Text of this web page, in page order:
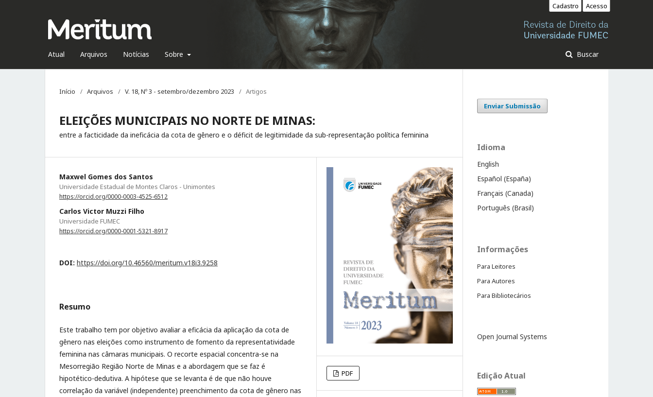
Atual Arquivos Notícias Sobre Buscar
Cadastro Acesso
Início / Arquivos / V. 18, Nº 3 - setembro/dezembro 2023 / Artigos
ELEIÇÕES MUNICIPAIS NO NORTE DE MINAS:
entre a facticidade da ineficácia da cota de gênero e o déficit de legitimidade da sub-representação política feminina
Maxwel Gomes dos Santos
Universidade Estadual de Montes Claros - Unimontes
https://orcid.org/0000-0003-4525-6512
Carlos Victor Muzzi Filho
Universidade FUMEC
https://orcid.org/0000-0001-5321-8917
DOI: https://doi.org/10.46560/meritum.v18i3.9258
Resumo
Este trabalho tem por objetivo avaliar a eficácia da aplicação da cota de
gênero nas eleições como instrumento de fomento da representatividade
feminina nas câmaras municipais. O recorte espacial concentra-se na
Mesorregião Região Norte de Minas e a abordagem que se faz é
hipotético-dedutiva. A hipótese que se levanta é de que não houve
correlação da variável (independente) preenchimento da cota de gênero nas
PDF
Enviar Submissão
Idioma
English
Español (España)
Français (Canada)
Português (Brasil)
Informações
Para Leitores
Para Autores
Para Bibliotecários
Open Journal Systems
Edição Atual